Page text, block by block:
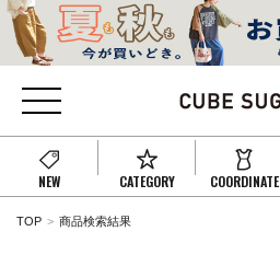
NEW CATEGORY COORDINATE
TOP 商品検索結果